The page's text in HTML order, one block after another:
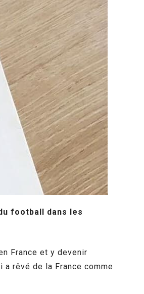
football dans les
France et y devenir
rêvé de la France comme